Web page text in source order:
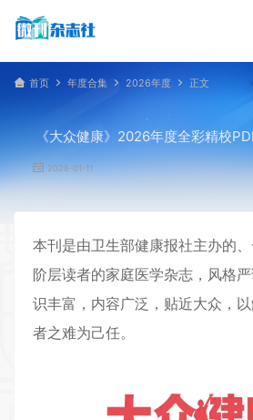
首页 年度合集 2026年度 正文
《大众健康》2026年度全彩精校
2026-01-11
本刊是由卫生部健康报社主办的
阶层读者的家庭医学杂志，风格
识丰富，内容广泛，贴近大众，
者之难为己任。